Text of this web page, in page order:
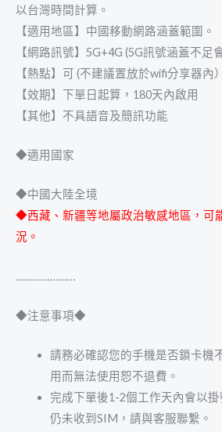
以台灣時間計算。
【適用地區】中國移動網路涵蓋範圍 。
【網路訊號】5G+4G (5G訊號涵蓋不足
【熱點】可 (不建議置放於wifi分享器內）
【效期】下單日起算，180天內啟用
【其他】不具語音及簡訊功能
◆適用國家
◆中國大陸全境
◆西藏、新疆等地屬政治敏感地區，可
況。
…………………
◆注意事項◆
請務必確認您的手機是否鎖卡機
用而無法使用恕不退費。
完成下單後1-2個工作天內會以
仍未收到SIM，請與客服聯繫。